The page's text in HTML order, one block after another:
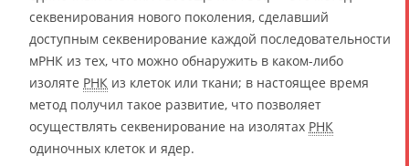
секвенирования нового поколения, сделавший
доступным секвенирование каждой последовательности
мРНК из тех, что можно обнаружить в каком-либо
изоляте РНК из клеток или ткани; в настоящее время
метод получил такое развитие, что позволяет
осуществлять секвенирование на изолятах РНК
одиночных клеток и ядер.